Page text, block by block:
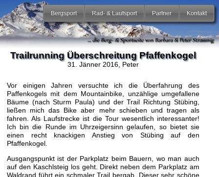
Bergsport Rad- & Laufsport Partner Kontakt
Trailrunning Überschreitung Pfaffenkogel
31. Jänner 2016, Peter
Vor einigen Jahren versuchte ich die Überfahrung des
Paffenkogels mit dem Mountainbike, unzählige umgefallene
Bäume (nach Sturm Paula) und der Trail Richtung Stübing,
ließen mich das Bike aber mehr schieben und tragen als
fahren. Als Laufstrecke ist die Tour wesentlich interessanter!
Ich bin die Runde im Uhrzeigersinn gelaufen, so bietet sie
einen recht knackigen Anstieg von Stübing auf den
Pfaffenkogel.
Ausgangspunkt ist der Parkplatz beim Bauern, wo man auch
auf den Kaschlsteig los geht. Direkt neben dem Parkplatz am
Waldrand führt ein schmaler Trail bergab. Dieser sehr schöne